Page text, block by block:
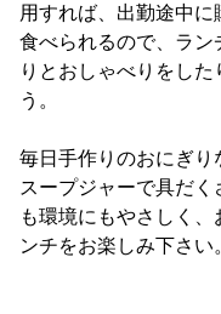
用すれば、出勤途中
食べられるので、ラン
りとおしゃべりをし
う。
毎日手作りのおにぎり
スープジャーで具だ
も環境にもやさしく
ンチをお楽しみ下さい